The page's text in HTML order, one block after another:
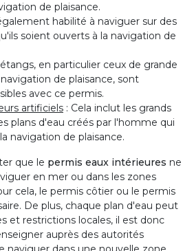
de plaisance.
habilité à naviguer sur des
soient ouverts à la navigation de
en particulier ceux de grande
de plaisance, sont
avec ce permis.
artificiels : Cela inclut les grands
plans d'eau créés par l'homme qui
navigation de plaisance.
que le permis eaux intérieures ne
en mer ou dans les zones
cela, le permis côtier ou le permis
De plus, chaque plan d'eau peut
et restrictions locales, il est donc
auprès des autorités